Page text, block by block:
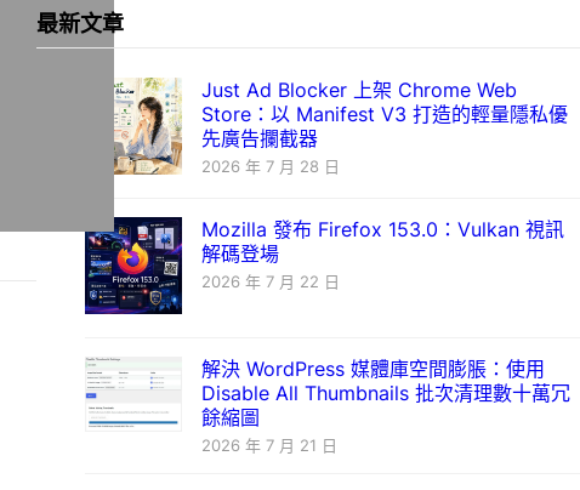
最新文章
Just Ad Blocker 上架 Chrome Web
Store：以 Manifest V3 打造的輕量隱私優
先廣告攔截器
2026 年 7 月 28 日
Mozilla 發布 Firefox 153.0：Vulkan 視訊
解碼登場
2026 年 7 月 22 日
解決 WordPress 媒體庫空間膨脹：使用
Disable All Thumbnails 批次清理數十萬冗
餘縮圖
2026 年 7 月 21 日